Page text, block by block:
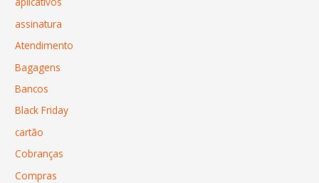
assinatura
Atendimento
Bagagens
Bancos
Black Friday
cartão
Cobranças
Compras